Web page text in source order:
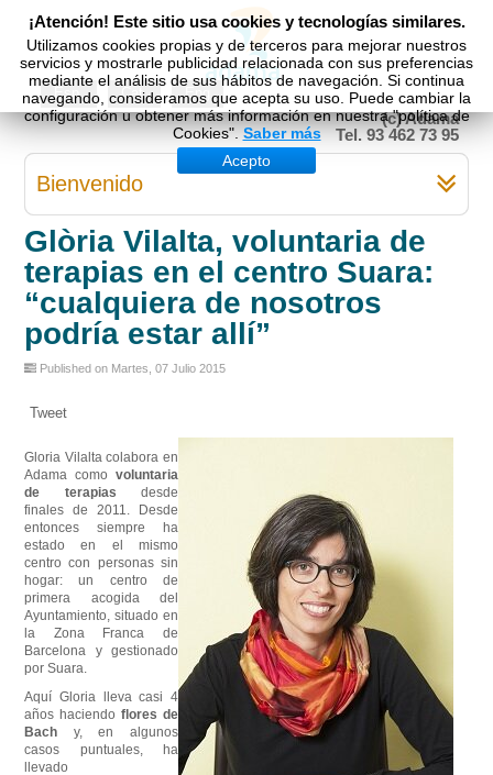
Esp Cat Eng
(c) Adama
Tel. 93 462 73 95
¡Atención! Este sitio usa cookies y tecnologías similares.
Utilizamos cookies propias y de terceros para mejorar nuestros
servicios y mostrarle publicidad relacionada con sus preferencias
mediante el análisis de sus hábitos de navegación. Si continua
navegando, consideramos que acepta su uso. Puede cambiar la
configuración u obtener más información en nuestra "política de
Cookies". Saber más
Acepto
Bienvenido
Glòria Vilalta, voluntaria de
terapias en el centro Suara:
“cualquiera de nosotros
podría estar allí”
Published on Martes, 07 Julio 2015
Tweet
Gloria Vilalta colabora en
Adama como voluntaria
de terapias desde
finales de 2011. Desde
entonces siempre ha
estado en el mismo
centro con personas sin
hogar: un centro de
primera acogida del
Ayuntamiento, situado en
la Zona Franca de
Barcelona y gestionado
por Suara.
Aquí Gloria lleva casi 4
años haciendo flores de
Bach y, en algunos
casos puntuales, ha
llevado